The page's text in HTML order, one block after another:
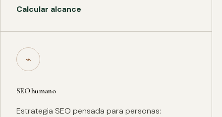
Calcular alcance
⌁
SEO humano
Estrategia SEO pensada para personas: